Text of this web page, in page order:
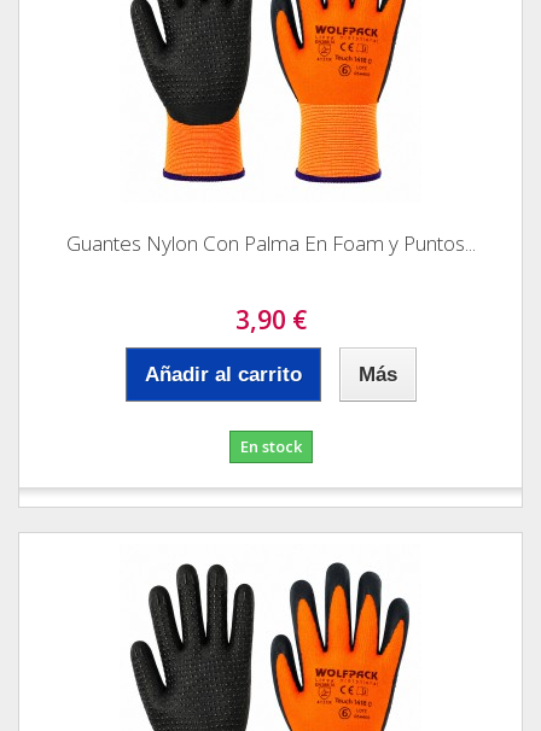
Guantes Nylon Con Palma En Foam y Puntos...
3,90 €
Añadir al carrito Más
En stock